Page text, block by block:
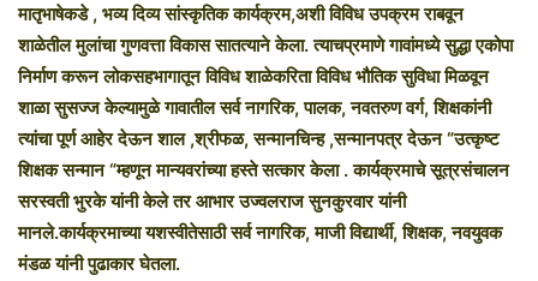
मातृभाषेकडे , भव्य दिव्य सांस्कृतिक कार्यक्रम,अशी विविध उपक्रम राबवून
शाळेतील मुलांचा गुणवत्ता विकास सातत्याने केला. त्याचप्रमाणे गावांमध्ये सुद्धा एकोपा
निर्माण करून लोकसहभागातून विविध शाळेकरिता विविध भौतिक सुविधा मिळवून
शाळा सुसज्ज केल्यामुळे गावातील सर्व नागरिक, पालक, नवतरुण वर्ग, शिक्षकांनी
त्यांचा पूर्ण आहेर देऊन शाल ,श्रीफळ, सन्मानचिन्ह ,सन्मानपत्र देऊन “उत्कृष्ट
शिक्षक सन्मान “म्हणून मान्यवरांच्या हस्ते सत्कार केला . कार्यक्रमाचे सूत्रसंचालन
सरस्वती भुरके यांनी केले तर आभार उज्वलराज सुनकुरवार यांनी
मानले.कार्यक्रमाच्या यशस्वीतेसाठी सर्व नागरिक, माजी विद्यार्थी, शिक्षक, नवयुवक
मंडळ यांनी पुढाकार घेतला.